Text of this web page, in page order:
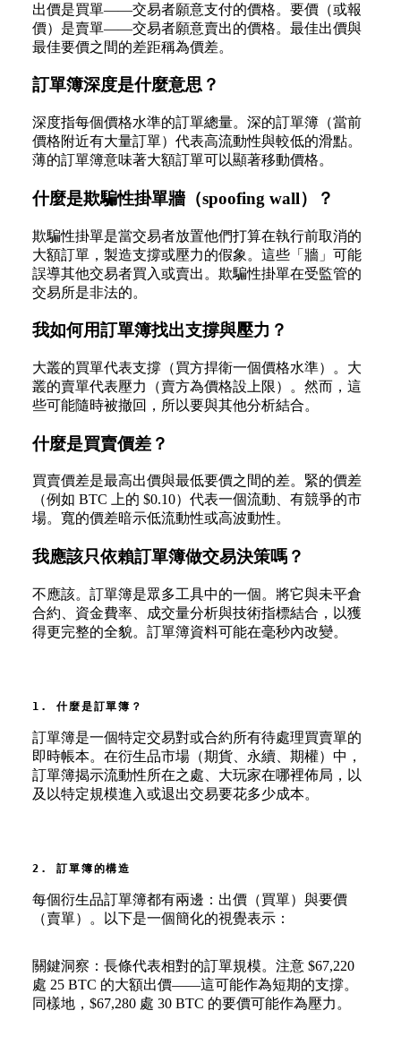
出價是買單——交易者願意支付的價格。要價（或報
價）是賣單——交易者願意賣出的價格。最佳出價與
最佳要價之間的差距稱為價差。
訂單簿深度是什麼意思？
深度指每個價格水準的訂單總量。深的訂單簿（當前
價格附近有大量訂單）代表高流動性與較低的滑點。
薄的訂單簿意味著大額訂單可以顯著移動價格。
什麼是欺騙性掛單牆（spoofing wall）？
欺騙性掛單是當交易者放置他們打算在執行前取消的
大額訂單，製造支撐或壓力的假象。這些「牆」可能
誤導其他交易者買入或賣出。欺騙性掛單在受監管的
交易所是非法的。
我如何用訂單簿找出支撐與壓力？
大叢的買單代表支撐（買方捍衛一個價格水準）。大
叢的賣單代表壓力（賣方為價格設上限）。然而，這
些可能隨時被撤回，所以要與其他分析結合。
什麼是買賣價差？
買賣價差是最高出價與最低要價之間的差。緊的價差
（例如 BTC 上的 $0.10）代表一個流動、有競爭的市
場。寬的價差暗示低流動性或高波動性。
我應該只依賴訂單簿做交易決策嗎？
不應該。訂單簿是眾多工具中的一個。將它與未平倉
合約、資金費率、成交量分析與技術指標結合，以獲
得更完整的全貌。訂單簿資料可能在毫秒內改變。
1. 什麼是訂單簿？
訂單簿是一個特定交易對或合約所有待處理買賣單的
即時帳本。在衍生品市場（期貨、永續、期權）中，
訂單簿揭示流動性所在之處、大玩家在哪裡佈局，以
及以特定規模進入或退出交易要花多少成本。
2. 訂單簿的構造
每個衍生品訂單簿都有兩邊：出價（買單）與要價
（賣單）。以下是一個簡化的視覺表示：
關鍵洞察：長條代表相對的訂單規模。注意 $67,220
處 25 BTC 的大額出價——這可能作為短期的支撐。
同樣地，$67,280 處 30 BTC 的要價可能作為壓力。